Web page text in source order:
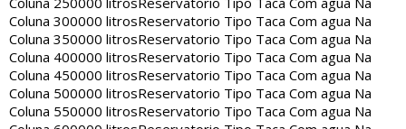
Coluna 300000 litrosReservatorio Tipo Taca Com agua Na
Coluna 350000 litrosReservatorio Tipo Taca Com agua Na
Coluna 400000 litrosReservatorio Tipo Taca Com agua Na
Coluna 450000 litrosReservatorio Tipo Taca Com agua Na
Coluna 500000 litrosReservatorio Tipo Taca Com agua Na
Coluna 550000 litrosReservatorio Tipo Taca Com agua Na